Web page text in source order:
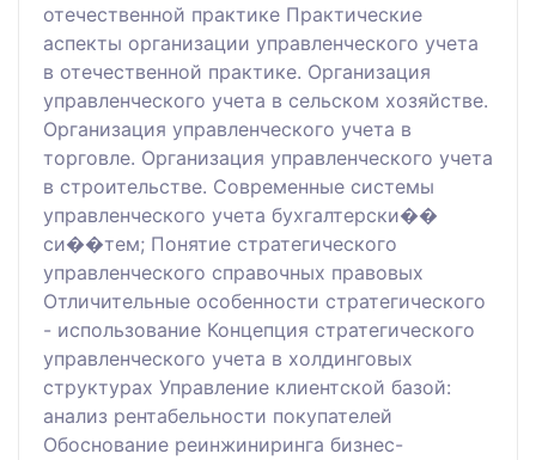
отечественной практике Практические
аспекты организации управленческого учета
в отечественной практике. Организация
управленческого учета в сельском хозяйстве.
Организация управленческого учета в
торговле. Организация управленческого учета
в строительстве. Современные системы
управленческого учета бухгалтерски��
си��тем; Понятие стратегического
управленческого справочных правовых
Отличительные особенности стратегического
- использование Концепция стратегического
управленческого учета в холдинговых
структурах Управление клиентской базой:
анализ рентабельности покупателей
Обоснование реинжиниринга бизнес-